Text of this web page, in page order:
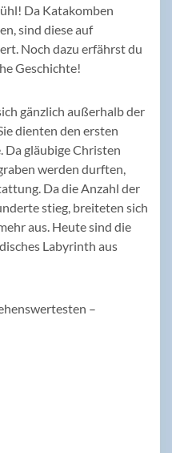
Da Katakomben
sind diese auf
Noch dazu erfährst du
Geschichte!
gänzlich außerhalb der
dienten den ersten
Da gläubige Christen
werden durften,
Da die Anzahl der
stieg, breiteten sich
aus. Heute sind die
Labyrinth aus
–